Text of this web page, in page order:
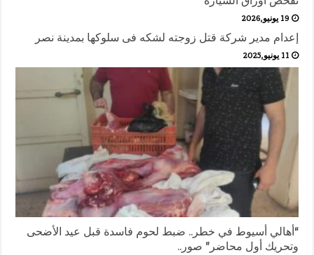
19 يونيو,2026
إعدام مدير شركة قتل زوجته لشكه فى سلوكها بمدينة نصر
11 يونيو,2025
“أهالي أسيوط في خطر.. ضبط لحوم فاسدة قبل عيد الأضحى
وتحريك أول محاضر” صور..